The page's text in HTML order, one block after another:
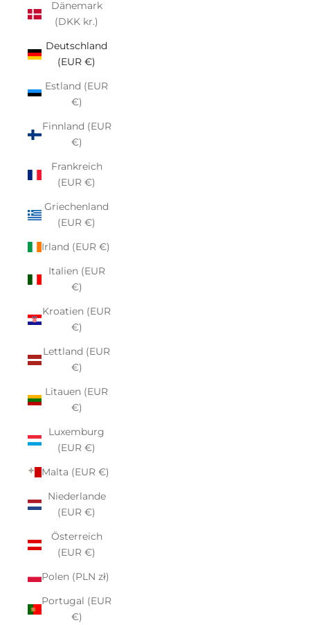
Dänemark
(DKK kr.)
Deutschland
(EUR €)
Estland (EUR
€)
Finnland (EUR
€)
Frankreich
(EUR €)
Griechenland
(EUR €)
Irland (EUR €)
Italien (EUR
€)
Kroatien (EUR
€)
Lettland (EUR
€)
Litauen (EUR
€)
Luxemburg
(EUR €)
Malta (EUR €)
Niederlande
(EUR €)
Österreich
(EUR €)
Polen (PLN zł)
Portugal (EUR
€)